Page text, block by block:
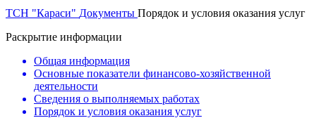
ТСН "Караси" Документы Порядок и условия оказания услуг
Раскрытие информации
Общая информация
Основные показатели финансово-хозяйственной
деятельности
Сведения о выполняемых работах
Порядок и условия оказания услуг